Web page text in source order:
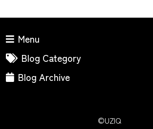
Menu
Blog Category
Blog Archive
©UZIQ